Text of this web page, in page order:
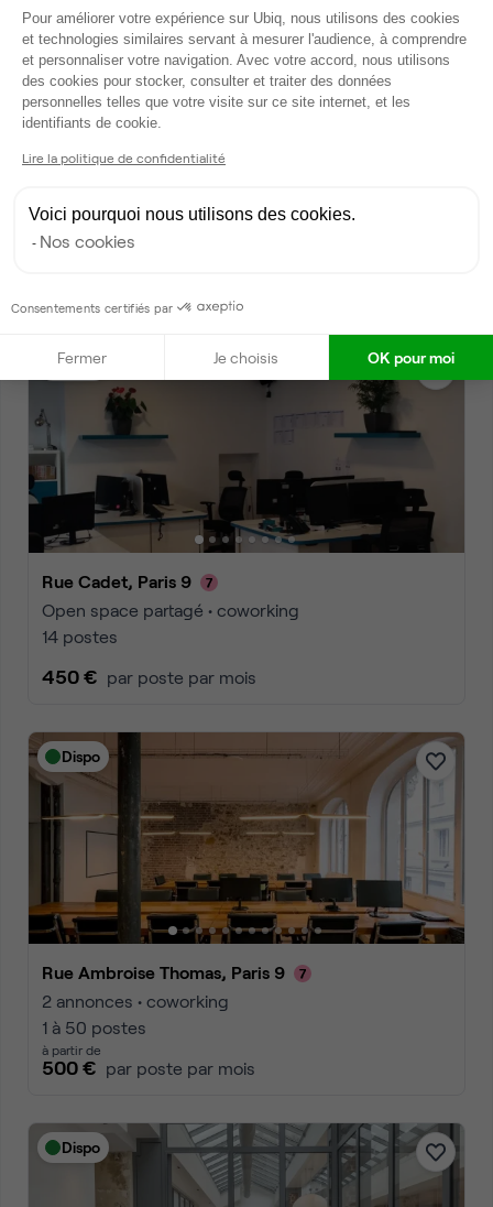
3 annonces • coworking
1 à 19 postes
Dispo
Rue Cadet, Paris 9
Open space partagé • coworking
14 postes
450 € par poste par mois
Dispo
Rue Ambroise Thomas, Paris 9
2 annonces • coworking
1 à 50 postes
à partir de
500 € par poste par mois
Dispo
Plateforme de Gestion du
Pour améliorer votre expérience sur Ubiq, nous utilisons des cookies
et technologies similaires servant à mesurer l'audience, à comprendre
et personnaliser votre navigation. Avec votre accord, nous utilisons
des cookies pour stocker, consulter et traiter des données
personnelles telles que votre visite sur ce site internet, et les
identifiants de cookie.
Lire la politique de confidentialité
Voici pourquoi nous utilisons des cookies.
Nos cookies
Consentements certifiés par
Fermer Je choisis OK pour moi